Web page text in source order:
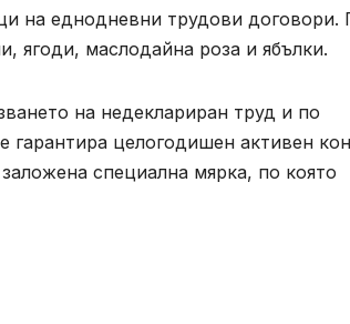
на еднодневни трудови договори.
ягоди, маслодайна роза и ябълки.
на недеклариран труд и по
гарантира целогодишен активен
специална мярка, по която